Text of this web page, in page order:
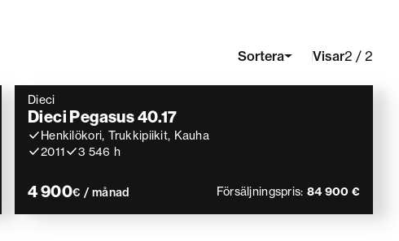
Sortera Visar2 / 2
Dieci
Dieci Pegasus 40.17
Henkilökori, Trukkipiikit, Kauha
2011
3 546 h
4 900€ / månad Försäljningspris: 84 900 €